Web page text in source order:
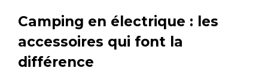
Camping en électrique : les
accessoires qui font la
différence